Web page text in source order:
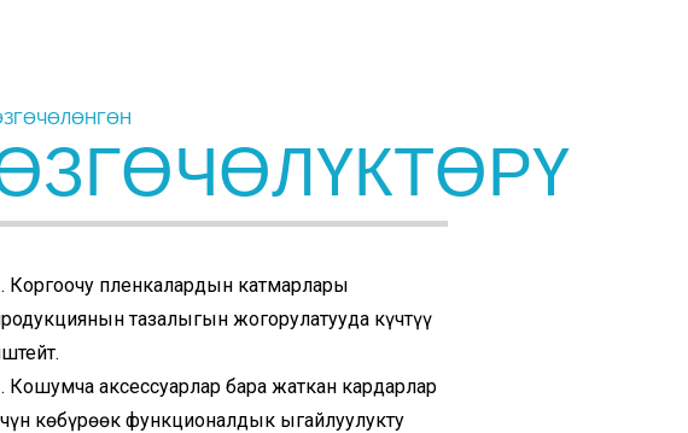
Коргоочу пленкалардын катмарлары
тазалыгын жогорулатууда күчтүү
Кошумча аксессуарлар бара жаткан кардарлар
көбүрөөк функционалдык ыңгайлуулукту